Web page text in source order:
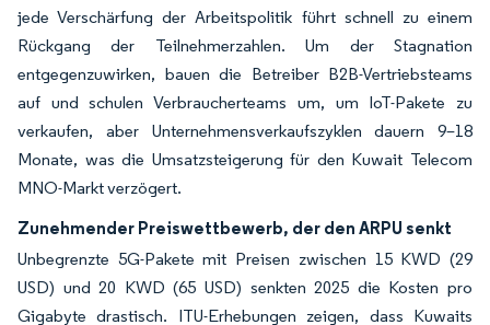
jede Verschärfung der Arbeitspolitik führt schnell zu einem
Rückgang der Teilnehmerzahlen. Um der Stagnation
entgegenzuwirken, bauen die Betreiber B2B-Vertriebsteams
auf und schulen Verbraucherteams um, um IoT-Pakete zu
verkaufen, aber Unternehmensverkaufszyklen dauern 9–18
Monate, was die Umsatzsteigerung für den Kuwait Telecom
MNO-Markt verzögert.
Zunehmender Preiswettbewerb, der den ARPU senkt
Unbegrenzte 5G-Pakete mit Preisen zwischen 15 KWD (29
USD) und 20 KWD (65 USD) senkten 2025 die Kosten pro
Gigabyte drastisch. ITU-Erhebungen zeigen, dass Kuwaits